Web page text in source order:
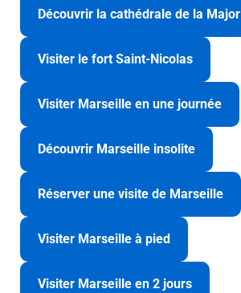
Découvrir la cathédrale de la Major
Visiter le fort Saint-Nicolas
Visiter Marseille en une journée
Découvrir Marseille insolite
Réserver une visite de Marseille
Visiter Marseille à pied
Visiter Marseille en 2 jours